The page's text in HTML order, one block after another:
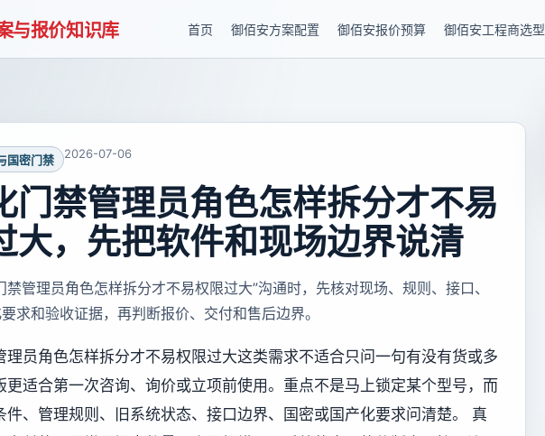
与报价知识库 首页 御佰安方案配置 御佰安报价预算 御佰安工程商选型
国密门禁 2026-07-06
门禁管理员角色怎样拆分才不易
大，先把软件和现场边界说清
禁管理员角色怎样拆分才不易权限过大”沟通时，先核对现场、规则、接口、
求和验收证据，再判断报价、交付和售后边界。
理员角色怎样拆分才不易权限过大这类需求不适合只问一句有没有货或多
更适合第一次咨询、询价或立项前使用。重点不是马上锁定某个型号，而
件、管理规则、旧系统状态、接口边界、国密或国产化要求问清楚。 真